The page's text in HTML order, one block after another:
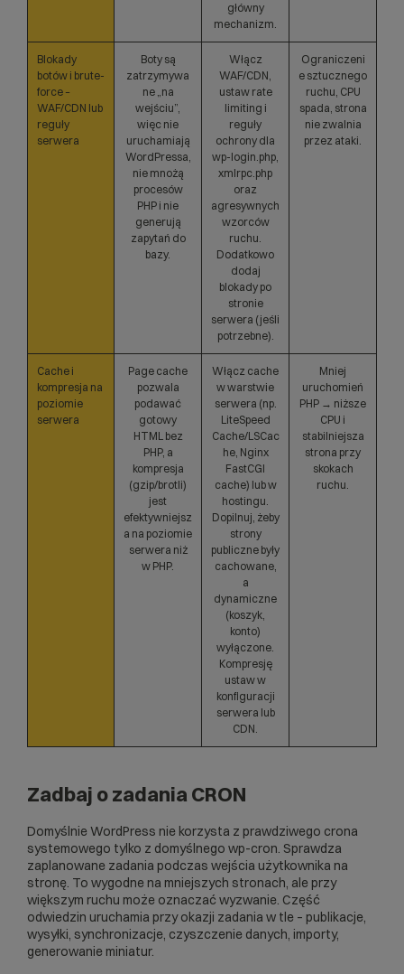
główny
mechanizm.
Blokady
botów i brute-
force –
WAF/CDN lub
reguły
serwera
Boty są
zatrzymywa
ne „na
wejściu”,
więc nie
uruchamiają
WordPressa,
nie mnożą
procesów
PHP i nie
generują
zapytań do
bazy.
Włącz
WAF/CDN,
ustaw rate
limiting i
reguły
ochrony dla
wp-login.php,
xmlrpc.php
oraz
agresywnych
wzorców
ruchu.
Dodatkowo
dodaj
blokady po
stronie
serwera (jeśli
potrzebne).
Ograniczeni
e sztucznego
ruchu, CPU
spada, strona
nie zwalnia
przez ataki.
Cache i
kompresja na
poziomie
serwera
Page cache
pozwala
podawać
gotowy
HTML bez
PHP, a
kompresja
(gzip/brotli)
jest
efektywniejsz
a na poziomie
serwera niż
w PHP.
Włącz cache
w warstwie
serwera (np.
LiteSpeed
Cache/LSCac
he, Nginx
FastCGI
cache) lub w
hostingu.
Dopilnuj, żeby
strony
publiczne były
cachowane,
a
dynamiczne
(koszyk,
konto)
wyłączone.
Kompresję
ustaw w
konfiguracji
serwera lub
CDN.
Mniej
uruchomień
PHP → niższe
CPU i
stabilniejsza
strona przy
skokach
ruchu.
Zadbaj o zadania CRON
Domyślnie WordPress nie korzysta z prawdziwego crona
systemowego tylko z domyślnego wp-cron. Sprawdza
zaplanowane zadania podczas wejścia użytkownika na
stronę. To wygodne na mniejszych stronach, ale przy
większym ruchu może oznaczać wyzwanie. Część
odwiedzin uruchamia przy okazji zadania w tle – publikacje,
wysyłki, synchronizacje, czyszczenie danych, importy,
generowanie miniatur.